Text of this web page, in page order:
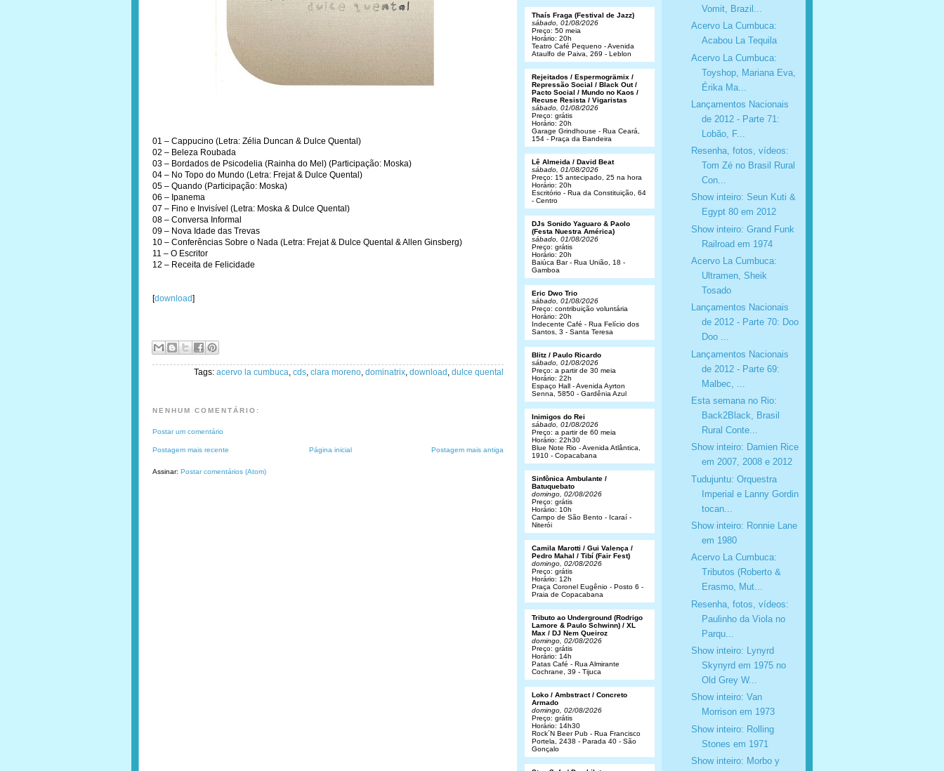
01 – Cappucino (Letra: Zélia Duncan & Dulce Quental)
02 – Beleza Roubada
03 – Bordados de Psicodelia (Rainha do Mel) (Participação: Moska)
04 – No Topo do Mundo (Letra: Frejat & Dulce Quental)
05 – Quando (Participação: Moska)
06 – Ipanema
07 – Fino e Invisível (Letra: Moska & Dulce Quental)
08 – Conversa Informal
09 – Nova Idade das Trevas
10 – Conferências Sobre o Nada (Letra: Frejat & Dulce Quental & Allen Ginsberg)
11 – O Escritor
12 – Receita de Felicidade
[download]
Tags: acervo la cumbuca, cds, clara moreno, dominatrix, download , dulce quental
NENHUM COMENTÁRIO:
Postar um comentário
Postagem mais recente Postagem mais antiga
Página inicial
Assinar: Postar comentários (Atom)
Vomit, Brazil...
Acervo La Cumbuca:
Acabou La Tequila
Acervo La Cumbuca:
Toyshop, Mariana Eva,
Érika Ma...
Lançamentos Nacionais
de 2012 - Parte 71:
Lobão, F...
Resenha, fotos, vídeos:
Tom Zé no Brasil Rural
Con...
Show inteiro: Seun Kuti &
Egypt 80 em 2012
Show inteiro: Grand Funk
Railroad em 1974
Acervo La Cumbuca:
Ultramen, Sheik
Tosado
Lançamentos Nacionais
de 2012 - Parte 70: Doo
Doo ...
Lançamentos Nacionais
de 2012 - Parte 69:
Malbec, ...
Esta semana no Rio:
Back2Black, Brasil
Rural Conte...
Show inteiro: Damien Rice
em 2007, 2008 e 2012
Tudujuntu: Orquestra
Imperial e Lanny Gordin
tocan...
Show inteiro: Ronnie Lane
em 1980
Acervo La Cumbuca:
Tributos (Roberto &
Erasmo, Mut...
Resenha, fotos, vídeos:
Paulinho da Viola no
Parqu...
Show inteiro: Lynyrd
Skynyrd em 1975 no
Old Grey W...
Show inteiro: Van
Morrison em 1973
Show inteiro: Rolling
Stones em 1971
Show inteiro: Morbo y
Thaís Fraga (Festival de Jazz)
sábado, 01/08/2026
Preço: 50 meia
Horário: 20h
Teatro Café Pequeno - Avenida
Ataulfo de Paiva, 269 - Leblon
Rejeitados / Espermogrämix /
Repressão Social / Black Out /
Pacto Social / Mundo no Kaos /
Recuse Resista / Vigaristas
sábado, 01/08/2026
Preço: grátis
Horário: 20h
Garage Grindhouse - Rua Ceará,
154 - Praça da Bandeira
Lê Almeida / David Beat
sábado, 01/08/2026
Preço: 15 antecipado, 25 na hora
Horário: 20h
Escritório - Rua da Constituição, 64
- Centro
DJs Sonido Yaguaro & Paolo
(Festa Nuestra América)
sábado, 01/08/2026
Preço: grátis
Horário: 20h
Baiúca Bar - Rua União, 18 -
Gamboa
Eric Dwo Trio
sábado, 01/08/2026
Preço: contribuição voluntária
Horário: 20h
Indecente Café - Rua Felício dos
Santos, 3 - Santa Teresa
Blitz / Paulo Ricardo
sábado, 01/08/2026
Preço: a partir de 30 meia
Horário: 22h
Espaço Hall - Avenida Ayrton
Senna, 5850 - Gardênia Azul
Inimigos do Rei
sábado, 01/08/2026
Preço: a partir de 60 meia
Horário: 22h30
Blue Note Rio - Avenida Atlântica,
1910 - Copacabana
Sinfônica Ambulante /
Batuquebato
domingo, 02/08/2026
Preço: grátis
Horário: 10h
Campo de São Bento - Icaraí -
Niterói
Camila Marotti / Gui Valença /
Pedro Mahal / Tibí (Fair Fest)
domingo, 02/08/2026
Preço: grátis
Horário: 12h
Praça Coronel Eugênio - Posto 6 -
Praia de Copacabana
Tributo ao Underground (Rodrigo
Lamore & Paulo Schwinn) / XL
Max / DJ Nem Queiroz
domingo, 02/08/2026
Preço: grátis
Horário: 14h
Patas Café - Rua Almirante
Cochrane, 39 - Tijuca
Loko / Ambstract / Concreto
Armado
domingo, 02/08/2026
Preço: grátis
Horário: 14h30
Rock´N Beer Pub - Rua Francisco
Portela, 2438 - Parada 40 - São
Gonçalo